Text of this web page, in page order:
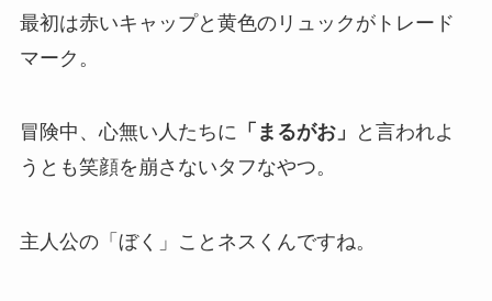
最初は赤いキャップと黄色のリュックがトレード
マーク。
冒険中、心無い人たちに 「まるがお」
と言われよ
うとも笑顔を崩さないタフなやつ。
主人公の「ぼく」ことネスくんですね。